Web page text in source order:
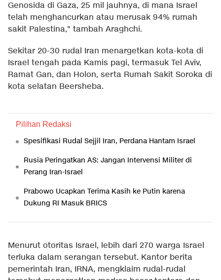
Genosida di Gaza, 25 mil jauhnya, di mana Israel
telah menghancurkan atau merusak 94% rumah
sakit Palestina," tambah Araghchi.
Sekitar 20-30 rudal Iran menargetkan kota-kota di
Israel tengah pada Kamis pagi, termasuk Tel Aviv,
Ramat Gan, dan Holon, serta Rumah Sakit Soroka di
kota selatan Beersheba.
Pilihan Redaksi
Spesifikasi Rudal Sejjil Iran, Perdana Hantam Israel
Rusia Peringatkan AS: Jangan Intervensi Militer di
Perang Iran-Israel
Prabowo Ucapkan Terima Kasih ke Putin karena
Dukung RI Masuk BRICS
Menurut otoritas Israel, lebih dari 270 warga Israel
terluka dalam serangan tersebut. Kantor berita
pemerintah Iran, IRNA, mengklaim rudal-rudal